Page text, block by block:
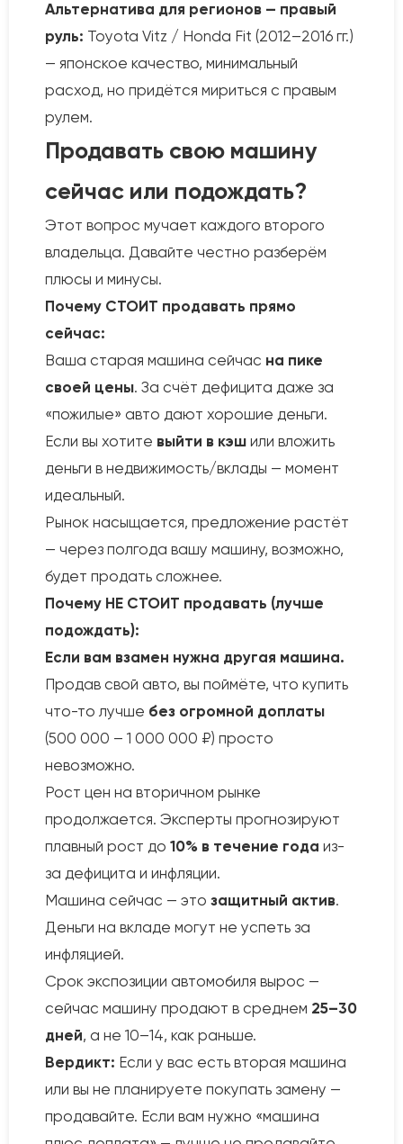
Альтернатива для регионов — правый
руль: Toyota Vitz / Honda Fit (2012–2016 гг.)
— японское качество, минимальный
расход, но придётся мириться с правым
рулем.
Продавать свою машину
сейчас или подождать?
Этот вопрос мучает каждого второго
владельца. Давайте честно разберём
плюсы и минусы.
Почему СТОИТ продавать прямо
сейчас:
Ваша старая машина сейчас на пике
своей цены. За счёт дефицита даже за
«пожилые» авто дают хорошие деньги.
Если вы хотите выйти в кэш или вложить
деньги в недвижимость/вклады — момент
идеальный.
Рынок насыщается, предложение растёт
— через полгода вашу машину, возможно,
будет продать сложнее.
Почему НЕ СТОИТ продавать (лучше
подождать):
Если вам взамен нужна другая машина.
Продав свой авто, вы поймёте, что купить
что-то лучше без огромной доплаты
(500 000 – 1 000 000 ₽) просто
невозможно.
Рост цен на вторичном рынке
продолжается. Эксперты прогнозируют
плавный рост до 10% в течение года из-
за дефицита и инфляции.
Машина сейчас — это защитный актив.
Деньги на вкладе могут не успеть за
инфляцией.
Срок экспозиции автомобиля вырос —
сейчас машину продают в среднем 25–30
дней, а не 10–14, как раньше.
Вердикт: Если у вас есть вторая машина
или вы не планируете покупать замену —
продавайте. Если вам нужно «машина